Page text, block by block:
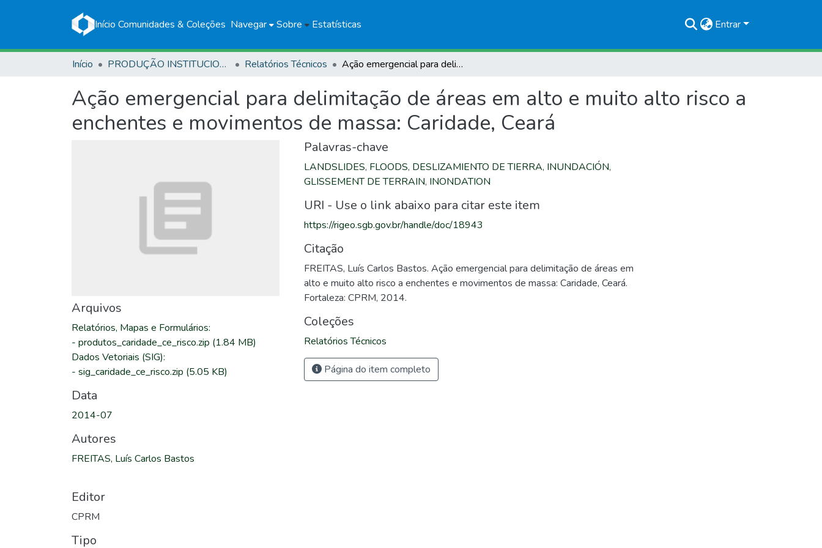
Início Comunidades & Coleções Navegar Sobre Estatísticas Entrar
Início PRODUÇÃO INSTITUCIONAL Relatórios Técnicos Ação emergencial para delimitação de áreas em alto e muito alto risco a enchentes e movimentos de massa: Caridade, Ceará
Ação emergencial para delimitação de áreas em alto e muito alto risco a
enchentes e movimentos de massa: Caridade, Ceará
Arquivos
Relatórios, Mapas e Formulários:
- produtos_caridade_ce_risco.zip (1.84 MB)
Dados Vetoriais (SIG):
- sig_caridade_ce_risco.zip (5.05 KB)
Data
2014-07
Autores
FREITAS, Luís Carlos Bastos
Editor
CPRM
Tipo
Palavras-chave
LANDSLIDES, FLOODS, DESLIZAMIENTO DE TIERRA, INUNDACIÓN,
GLISSEMENT DE TERRAIN, INONDATION
URI - Use o link abaixo para citar este item
https://rigeo.sgb.gov.br/handle/doc/18943
Citação
FREITAS, Luís Carlos Bastos. Ação emergencial para delimitação de áreas em
alto e muito alto risco a enchentes e movimentos de massa: Caridade, Ceará.
Fortaleza: CPRM, 2014.
Coleções
Relatórios Técnicos
Página do item completo